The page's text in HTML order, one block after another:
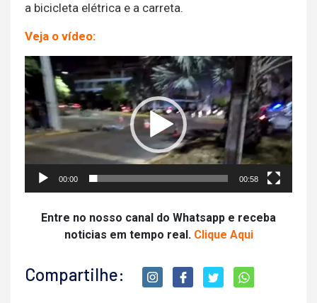
a bicicleta elétrica e a carreta.
Veja o vídeo:
Tocador
de
vídeo
00:00 00:58
Entre no nosso canal do Whatsapp e receba
noticias em tempo real. Clique Aqui
Compartilhe: